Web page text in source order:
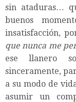
sin ataduras…
buenos
insatisfacción,
que nunca me
ese llanero
sinceramente,
a su modo de
asumir un